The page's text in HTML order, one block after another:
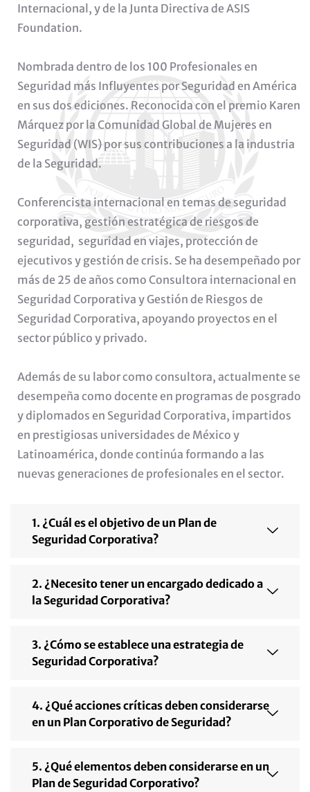
Internacional, y de la Junta Directiva de ASIS
Foundation.
Nombrada dentro de los 100 Profesionales en
Seguridad más Influyentes por Seguridad en América
en sus dos ediciones. Reconocida con el premio Karen
Márquez por la Comunidad Global de Mujeres en
Seguridad (WIS) por sus contribuciones a la industria
de la Seguridad.
Conferencista internacional en temas de seguridad
corporativa, gestión estratégica de riesgos de
seguridad, seguridad en viajes, protección de
ejecutivos y gestión de crisis. Se ha desempeñado por
más de 25 de años como Consultora internacional en
Seguridad Corporativa y Gestión de Riesgos de
Seguridad Corporativa, apoyando proyectos en el
sector público y privado.
Además de su labor como consultora, actualmente se
desempeña como docente en programas de posgrado
y diplomados en Seguridad Corporativa, impartidos
en prestigiosas universidades de México y
Latinoamérica, donde continúa formando a las
nuevas generaciones de profesionales en el sector.
1. ¿Cuál es el objetivo de un Plan de
Seguridad Corporativa?
2. ¿Necesito tener un encargado dedicado a
la Seguridad Corporativa?
3. ¿Cómo se establece una estrategia de
Seguridad Corporativa?
4. ¿Qué acciones críticas deben considerarse
en un Plan Corporativo de Seguridad?
5. ¿Qué elementos deben considerarse en un
Plan de Seguridad Corporativo?